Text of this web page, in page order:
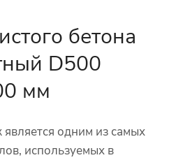
бетона
D500
мм
одним из самых
используемых в